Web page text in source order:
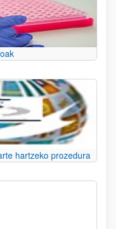
hartzeko prozedura